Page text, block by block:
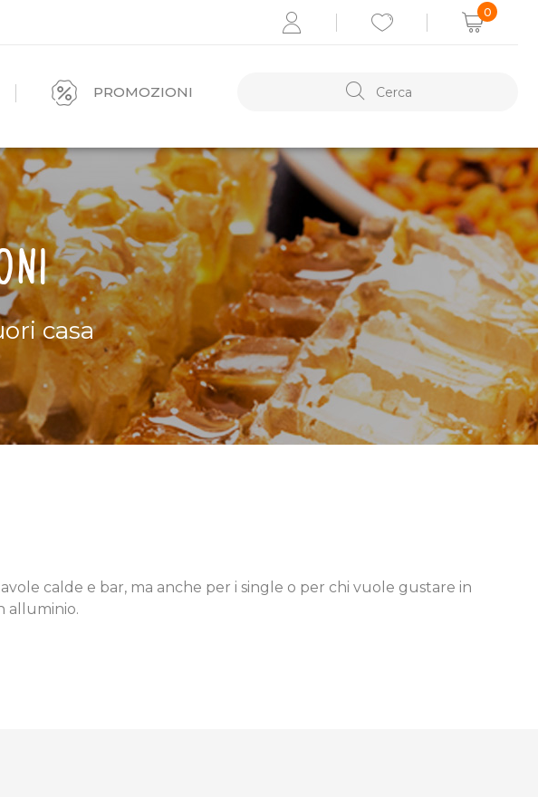
casa
calde e bar, ma anche per i single o per chi vuole gustare in
alluminio.
ACCEDI
Recupera i dati
Se non sei registrato,
REGISTRATI ORA
0
PROMOZIONI